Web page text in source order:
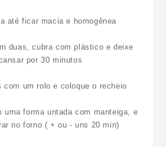
até ficar macia e homogênea
duas, cubra com plástico e deixe
por 30 minutos
com um rolo e coloque o recheio
uma forma untada com manteiga, e
no forno ( + ou - uns 20 min)